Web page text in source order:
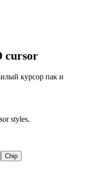
cursor
курсор пак и
styles.
Chip